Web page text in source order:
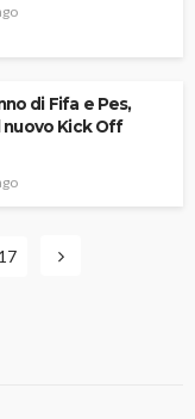
di Fifa e Pes,
nuovo Kick Off
17